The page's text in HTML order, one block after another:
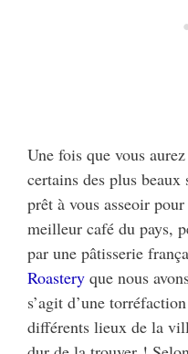
Une fois que vous
certains des plus
prêt à vous asseoir
meilleur café du pays,
par une pâtisserie
Roastery que nous
s’agit d’une
différents lieux de la